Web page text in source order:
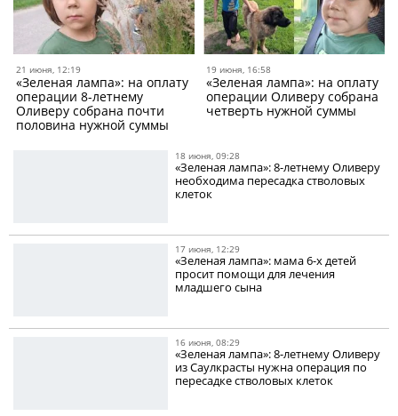
21 июня, 12:19
«Зеленая лампа»: на оплату
операции 8-летнему
Оливеру собрана почти
половина нужной суммы
19 июня, 16:58
«Зеленая лампа»: на оплату
операции Оливеру собрана
четверть нужной суммы
18 июня, 09:28
«Зеленая лампа»: 8-летнему Оливеру
необходима пересадка стволовых
клеток
17 июня, 12:29
«Зеленая лампа»: мама 6-х детей
просит помощи для лечения
младшего сына
16 июня, 08:29
«Зеленая лампа»: 8-летнему Оливеру
из Саулкрасты нужна операция по
пересадке стволовых клеток